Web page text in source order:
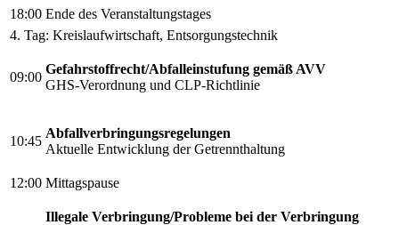
18:00 Ende des Veranstaltungstages
4. Tag: Kreislaufwirtschaft, Entsorgungstechnik
09:00
Gefahrstoffrecht/Abfalleinstufung gemäß AVV
GHS-Verordnung und CLP-Richtlinie
10:45
Abfallverbringungsregelungen
Aktuelle Entwicklung der Getrennthaltung
12:00 Mittagspause
Illegale Verbringung/Probleme bei der Verbringung